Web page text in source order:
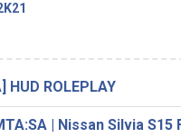
HUD ROLEPLAY
| Nissan Silvia S15